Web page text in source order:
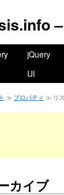
–
jQuery
UI
≫ プロパティ ≫ リ
カイブ